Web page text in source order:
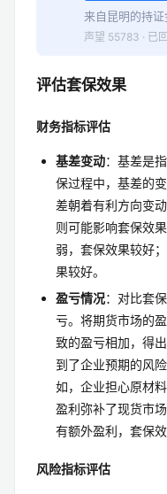
来自昆明的持
声望 55783 · 已
评估套保效果
财务指标评估
基差变动：基差是
保过程中，基差的
差朝着有利方向变
则可能影响套保效
弱，套保效果较好
果较好。
盈亏情况：对比套
亏。将期货市场的
致的盈亏相加，得
到了企业预期的风
如，企业担心原材
盈利弥补了现货市
有额外盈利，套保效
风险指标评估